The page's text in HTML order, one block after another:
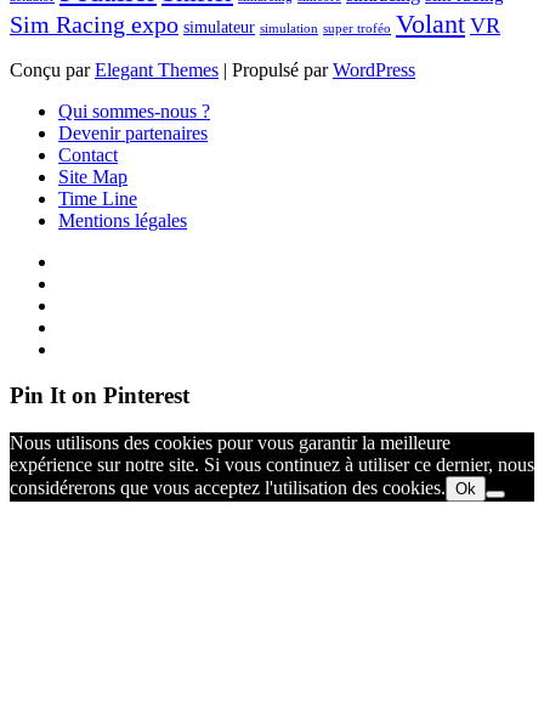
Sim Racing expo simulateur simulation super troféo Volant VR
Conçu parElegant Themes | Propulsé parWordPress
Qui sommes-nous ?
Devenir partenaires
Contact
Site Map
Time Line
Mentions légales
Pin It on Pinterest
Nous utilisons des cookies pour vous garantir la meilleure
expérience sur notre site. Si vous continuez à utiliser ce dernier, nous
considérerons que vous acceptez l'utilisation des cookies. Ok